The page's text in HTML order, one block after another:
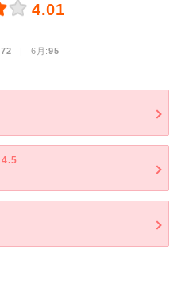
4.01
72 | 6月:95
4.5